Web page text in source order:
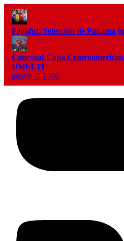
Fepafut: Selección de Panamá
Concacaf Copa
UMECIT
agosto 7, 2026